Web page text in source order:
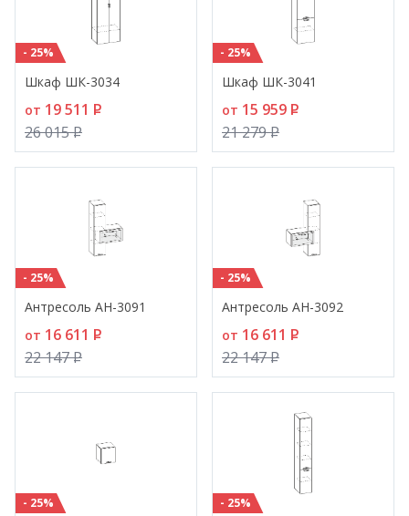
- 25%
Шкаф ШК-3034
от 19 511 P
26 015P
- 25%
Шкаф ШК-3041
от 15 959 P
21 279P
- 25%
Антресоль АН-3091
от 16 611 P
22 147P
- 25%
Антресоль АН-3092
от 16 611 P
22 147P
- 25% - 25%